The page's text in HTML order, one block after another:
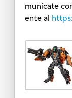
munícate
ente al